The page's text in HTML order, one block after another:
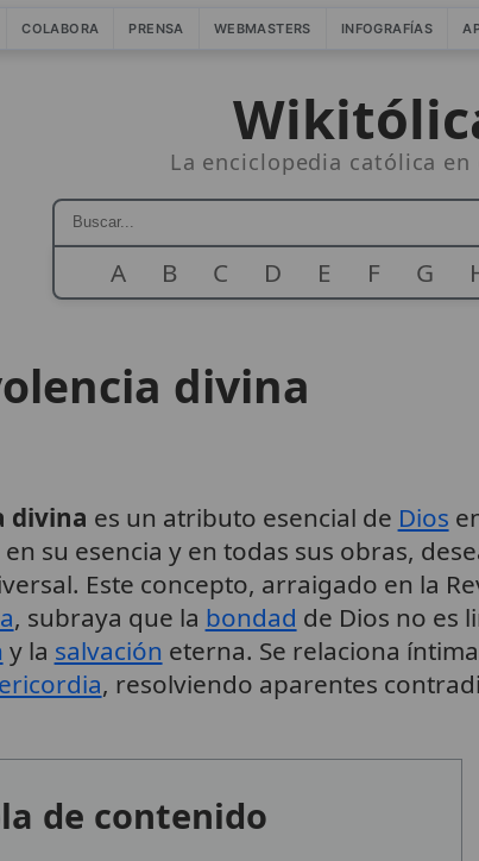
COLABORA PRENSA WEBMASTERS INFOGRAFÍAS
La enciclopedia católica en
A B C D E F G
divina
divina es un atributo esencial de Dios
en su esencia y en todas sus obras,
Este concepto, arraigado en la
, subraya que la bondad de Dios no es
y la salvación eterna. Se relaciona
, resolviendo aparentes
de contenido